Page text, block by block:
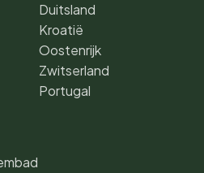
Duitsland
Kroatië
Oostenrijk
Zwitserland
Portugal